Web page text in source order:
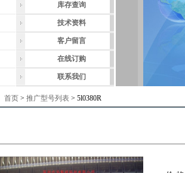
库存查询
技术资料
客户留言
在线订购
联系我们
首页 > 推广型号列表 > 5l0380R